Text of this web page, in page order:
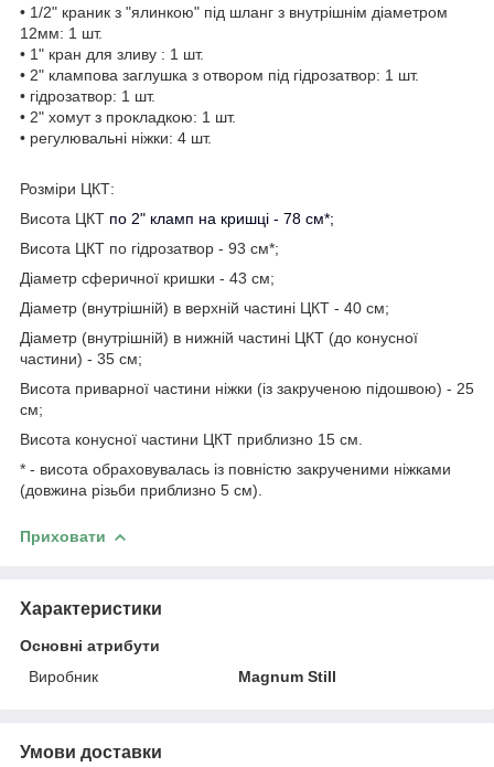
• 1/2" краник з "ялинкою" під шланг з внутрішнім діаметром
12мм: 1 шт.
• 1" кран для зливу : 1 шт.
• 2" клампова заглушка з отвором під гідрозатвор: 1 шт.
• гідрозатвор: 1 шт.
• 2" хомут з прокладкою: 1 шт.
• регулювальні ніжки: 4 шт.
Розміри ЦКТ:
Висота ЦКТ по 2" кламп на кришці - 78 см*;
Висота ЦКТ по гідрозатвор - 93 см*;
Діаметр сферичної кришки - 43 см;
Діаметр (внутрішній) в верхній частині ЦКТ - 40 см;
Діаметр (внутрішній) в нижній частині ЦКТ (до конусної
частини) - 35 см;
Висота приварної частини ніжки (із закрученою підошвою) - 25
см;
Висота конусної частини ЦКТ приблизно 15 см.
* - висота обраховувалась із повністю закрученими ніжками
(довжина різьби приблизно 5 см).
Приховати
Характеристики
Основні атрибути
Виробник
Magnum Still
Умови доставки